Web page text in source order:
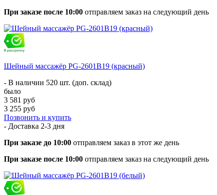
При заказе после 10:00 отправляем заказ на следующий день
Шейный массажёр PG-2601B19 (красный)
- В наличии 520 шт. (доп. склад)
было
3 581 руб
3 255 руб
Позвонить и купить
- Доставка 2-3 дня
При заказе до 10:00 отправляем заказ в этот же день
При заказе после 10:00 отправляем заказ на следующий день